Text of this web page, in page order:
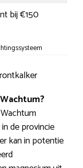
bij €150
de provincie
kan in potentie